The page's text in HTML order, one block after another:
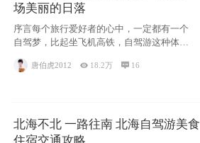
场美丽的日落
序言每个旅行爱好者的心中，一定都有一个
自驾梦，比起坐飞机高铁，自驾游这种体验
唐伯虎2012  18.2万  16
北海不北 一路往南 北海自驾游美食